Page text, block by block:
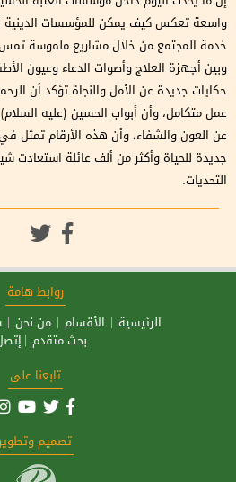
واسعة تعكس كيف يمكن للمؤسسات الدينية
خدمة المجتمع من خلال مشاريع ملموسة
وبين أجهزة العلاج وأصوات الدعاء وعيون
حكايات جديدة عن الأمل والنجاة تؤكد أن
عمل متكامل، وأن أبواب الحسين (عليه
عن العون والشفاء، وأن هذه الأرقام تمثل
جديدة للحياة وأكثر من ألف عائلة استعادت
التحديات.
روابط هامة
الرئيسية
الأقسام من نحن
بحث متقدم
تابعنا على
تصميم وتطوير